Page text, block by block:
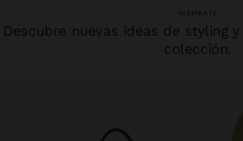
INSPÍRATE
Descubre nuevas ideas de styling
colección.